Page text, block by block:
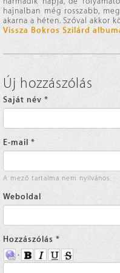
hajnalban még rosszabb,
akarna a héten. Szóval akkor
Vissza Bokros Szilárd
Új hozzászólás
Saját név *
E-mail *
A mező tartalma nem nyilvános.
Weboldal
Hozzászólás *